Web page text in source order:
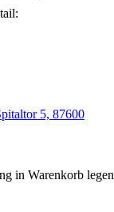
5, 87600
in Warenkorb legen